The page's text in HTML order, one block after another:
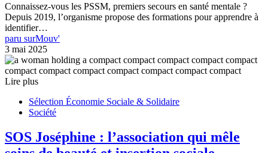
Connaissez-vous les PSSM, premiers secours en santé mentale ?
Depuis 2019, l’organisme propose des formations pour apprendre à
identifier…
paru surMouv'
3 mai 2025
Lire plus
Sélection Économie Sociale & Solidaire
Société
SOS Joséphine : l’association qui mêle